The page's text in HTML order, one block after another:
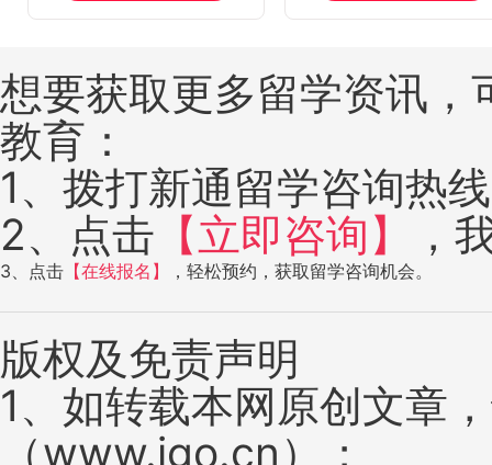
想要获取更多留学资讯
教育：
1、拨打新通留学咨询热
2、点击 【立即咨询】 ，
3、点击 【在线报名】 ，轻松预约，获取留学咨询机会。
版权及免责声明
1、如转载本网原创文章
（www.igo.cn）；